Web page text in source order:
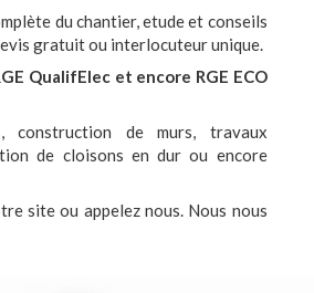
du chantier, etude et conseils
gratuit ou interlocuteur unique.
QualifElec et encore RGE ECO
construction de murs, travaux
de cloisons en dur ou encore
site ou appelez nous. Nous nous